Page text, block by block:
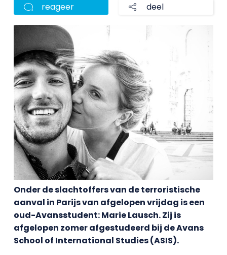
reageer deel
Onder de slachtoffers van de terroristische
aanval in Parijs van afgelopen vrijdag is een
oud-Avansstudent: Marie Lausch. Zij is
afgelopen zomer afgestudeerd bij de Avans
School of International Studies (ASIS).